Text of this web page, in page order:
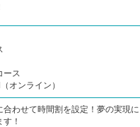
ース
オンライン）
合わせて時間割を設定！夢の実現に
！